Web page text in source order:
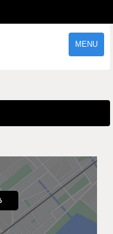
MENU